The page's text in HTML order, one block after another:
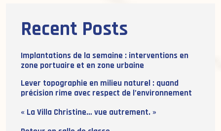
Recent Posts
Implantations de la semaine : interventions en
zone portuaire et en zone urbaine
Lever topographie en milieu naturel : quand
précision rime avec respect de l’environnement
« La Villa Christine… vue autrement. »